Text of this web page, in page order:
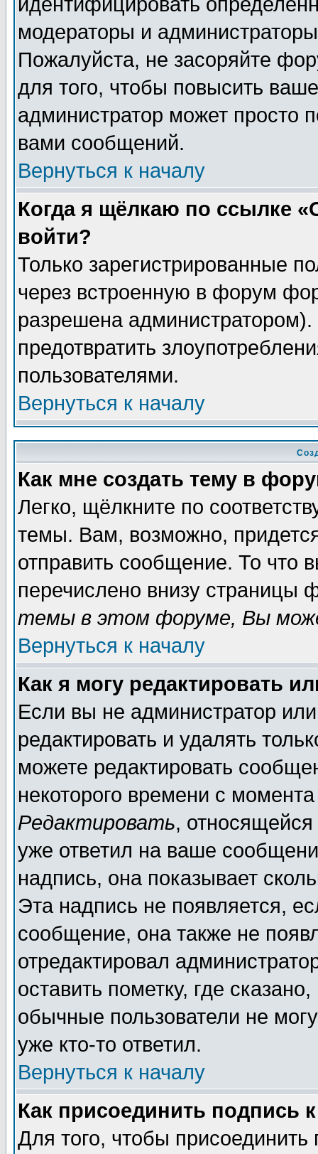
модераторы и
Пожалуйста, не засоряйте
для того, чтобы повысить
администратор может просто
вами сообщений.
Вернуться к началу
Когда я щёлкаю по ссылке
войти?
Только зарегистрированные
через встроенную в форум
разрешена
предотвратить
пользователями.
Вернуться к началу
Как мне создать тему в
Легко, щёлкните по
темы. Вам, возможно,
отправить сообщение. То что
перечислено внизу страницы
темы в этом форуме, Вы
Вернуться к началу
Как я могу редактировать
Если вы не администратор
редактировать и удалять
можете редактировать
некоторого времени с
Редактировать,
уже ответил на ваше
надпись, она показывает
Эта надпись не появляется,
сообщение, она также не
отредактировал
оставить пометку, где
обычные пользователи не
уже кто-то ответил.
Вернуться к началу
Как присоединить подпись
Для того, чтобы